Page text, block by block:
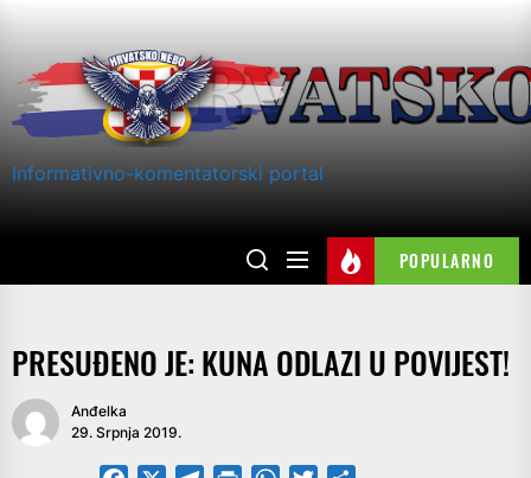
content
Informativno-komentatorski portal
POPULARNO
PRESUĐENO JE: KUNA ODLAZI U POVIJEST!
Anđelka
29. Srpnja 2019.